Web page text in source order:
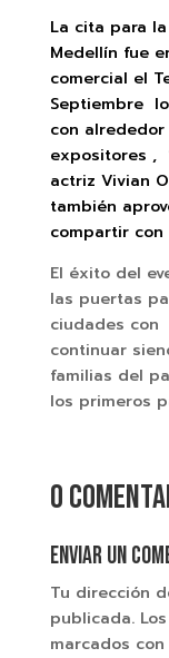
La cita para
Medellín fue
comercial el
Septiembre
con
expositores ,
actriz Vivian
también
compartir
El éxito del
las puertas
ciudades con
continuar
familias del
los primeros
0
Enviar un
Tu dirección
publicada.
marcados con